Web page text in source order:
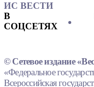
ИС ВЕСТИ
В
СОЦСЕТЯХ
© Сетевое издание
«Федеральное
Всероссийская